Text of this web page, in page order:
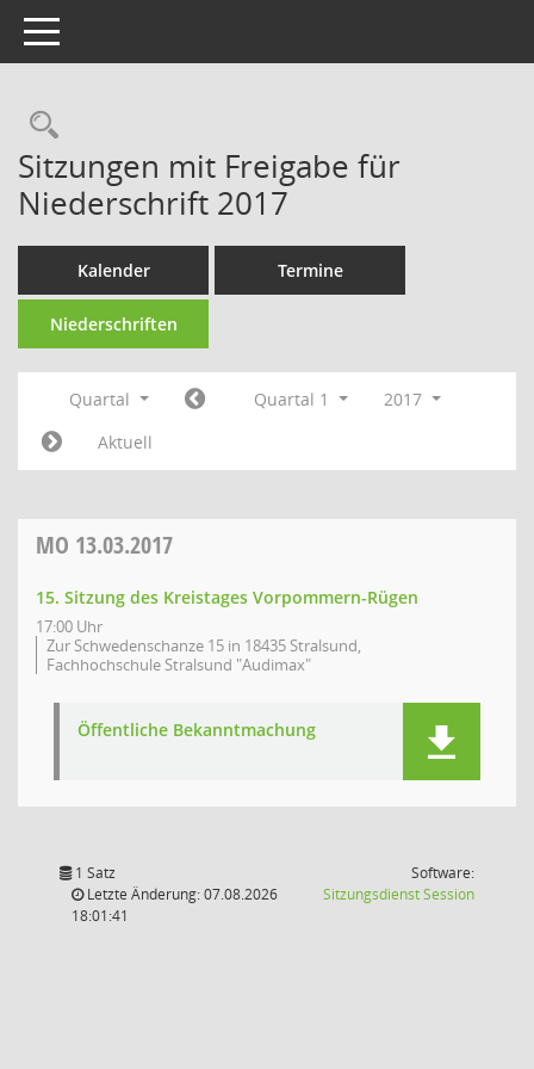
Toggle navigation
Rechercheauswahl
Sitzungen mit Freigabe für
Niederschrift 2017
Kalender Termine
Niederschriften
Quartal Quartal 1
2017
Aktuell
MO 13.03.2017
15. Sitzung des Kreistages Vorpommern-Rügen
17:00 Uhr
Zur Schwedenschanze 15 in 18435 Stralsund,
Fachhochschule Stralsund "Audimax"
Öffentliche Bekanntmachung
1 Satz
Letzte Änderung: 07.08.2026
18:01:41
Software:
SitzungsdienstSession(Wird in